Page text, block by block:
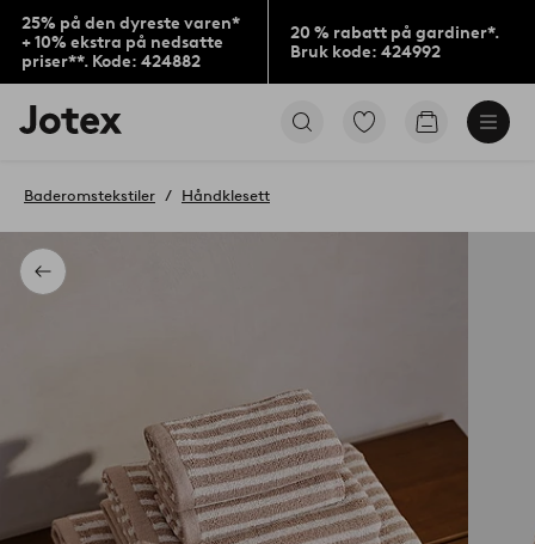
25% på den dyreste varen*
+ 10% ekstra på nedsatte
priser**. Kode: 424882
20 % rabatt på gardiner*.
Bruk kode: 424992
Jotex’
logo
til
Gå
Gå
Tilbake
Baderomstekstiler Håndklesett